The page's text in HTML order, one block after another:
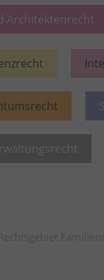
Architektenrecht